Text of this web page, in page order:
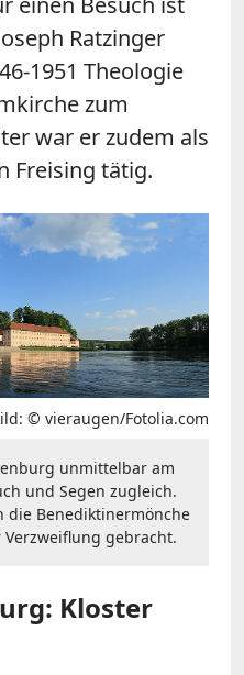
Ratzinger
1951 Theologie
zum
war er zudem als
Freising tätig.
© vieraugen/Fotolia.com
unmittelbar am
und Segen zugleich.
die Benediktinermönche
gebracht.
Kloster